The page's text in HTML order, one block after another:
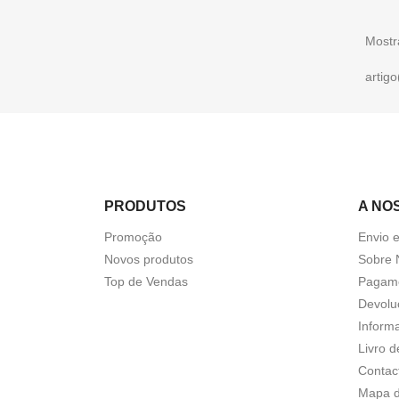
PRODUTOS
Promoção
Novos produtos
Top de Vendas
A
Envio
Sobre
Livro
Mapa